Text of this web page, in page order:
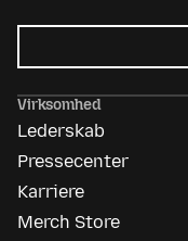
Virksomhed
Lederskab
Pressecenter
Karriere
Merch Store